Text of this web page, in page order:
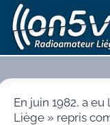
Aller
au
contenu
En juin 1982, a
Liège » repris